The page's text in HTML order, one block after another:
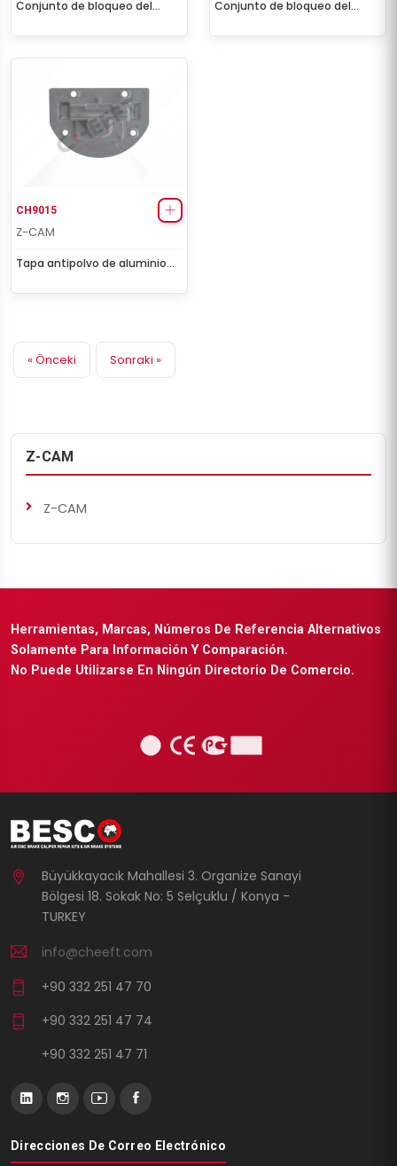
Conjunto de bloqueo del
Conjunto de bloqueo del
CH9015
Z-CAM
Tapa antipolvo de aluminio
« Önceki Sonraki »
Z-CAM
Z-CAM
Herramientas, Marcas, Números De Referencia Alternativos
Solamente Para Información Y Comparación.
No Puede Utilizarse En Ningún Directorio De Comercio.
Büyükkayacık Mahallesi 3. Organize Sanayi
Bölgesi 18. Sokak No: 5 Selçuklu / Konya -
TURKEY
info@cheeft.com
+90 332 251 47 70
+90 332 251 47 74
+90 332 251 47 71
Direcciones De Correo Electrónico